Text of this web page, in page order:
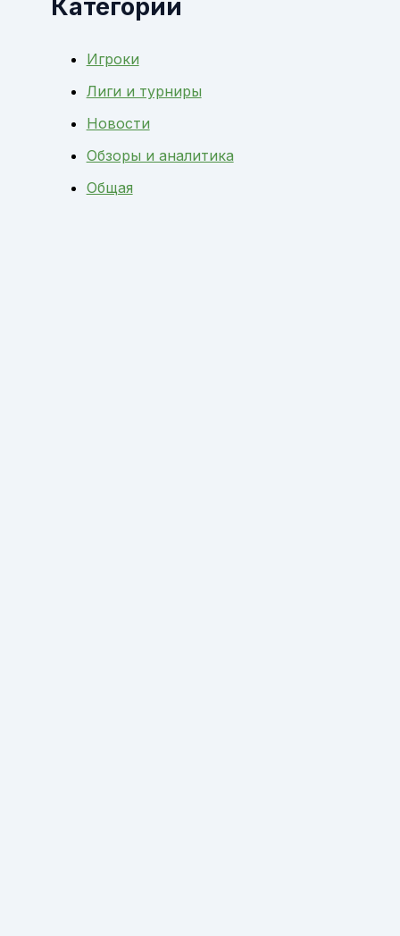
Категории
Игроки
Лиги и турниры
Новости
Обзоры и аналитика
Общая